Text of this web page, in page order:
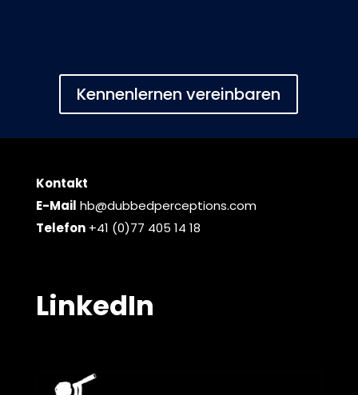
Kennenlernen vereinbaren
Kontakt
E-Mail hb@dubbedperceptions.com
Telefon+41 (0)77 405 14 18
LinkedIn